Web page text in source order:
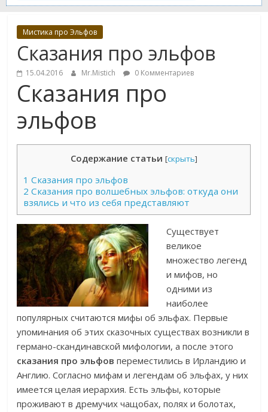
Мистика про Эльфов
Сказания про эльфов
15.04.2016 Mr.Mistich 0 Комментариев
Сказания про
эльфов
Содержание статьи [скрыть]
1 Сказания про эльфов
2 Сказания про волшебных эльфов: откуда они
взялись и что из себя представляют
Существует
великое
множество легенд
и мифов, но
одними из
наиболее
популярных считаются мифы об эльфах. Первые
упоминания об этих сказочных существах возникли в
германо-скандинавской мифологии, а после этого
сказания про эльфов переместились в Ирландию и
Англию. Согласно мифам и легендам об эльфах, у них
имеется целая иерархия. Есть эльфы, которые
проживают в дремучих чащобах, полях и болотах,